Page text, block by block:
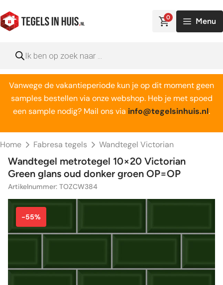
naar
de
0 Menu
zoeken
Vanwege de vakantieperiode kun je op dit moment geen
samples bestellen via onze webshop. Heb je met spoed
een sample nodig? Mail ons via info@tegelsinhuis.nl.
Home Fabresa tegels Wandtegel Victorian
Wandtegel metrotegel 10×20 Victorian
Green glans oud donker groen OP=OP
Artikelnummer: TOZCW384
-55%